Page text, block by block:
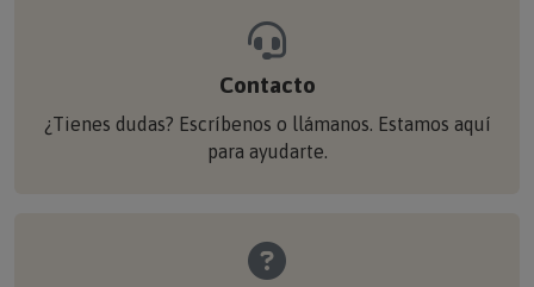
Contacto
¿Tienes dudas? Escríbenos o llámanos. Estamos aquí
para ayudarte.